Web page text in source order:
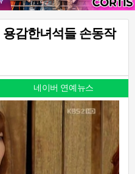
감한녀석들 손동작
네이버 연예뉴스